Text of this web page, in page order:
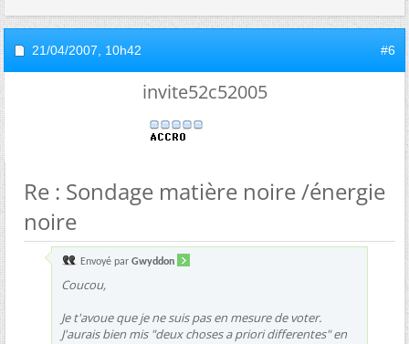
21/04/2007, 10h42 #6
invite52c52005
Re : Sondage matière noire /énergie
noire
Envoyé par Gwyddon
Coucou,
Je t'avoue que je ne suis pas en mesure de voter.
J'aurais bien mis "deux choses a priori differentes" en